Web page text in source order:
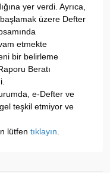
yer verdi. Ayrıca,
üzere Defter
etmekte
bir belirleme
Beratı
e-Defter ve
teşkil etmiyor ve
lütfen tıklayın